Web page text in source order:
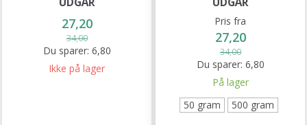
27,20
34,00
Du sparer: 6,80
Ikke på lager
Pris fra
27,20
34,00
Du sparer: 6,80
På lager
50 gram
500 gram